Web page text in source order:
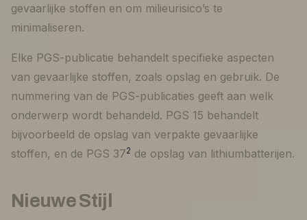
gevaarlijke stoffen en om milieurisico’s te
minimaliseren.
Elke PGS-publicatie behandelt specifieke aspecten
van gevaarlijke stoffen, zoals opslag en gebruik. De
nummering van de PGS-publicaties geeft aan welk
onderwerp wordt behandeld. PGS 15 behandelt
bijvoorbeeld de opslag van verpakte gevaarlijke
stoffen, en de PGS 372 de opslag van lithiumbatterijen.
Nieuwe Stijl